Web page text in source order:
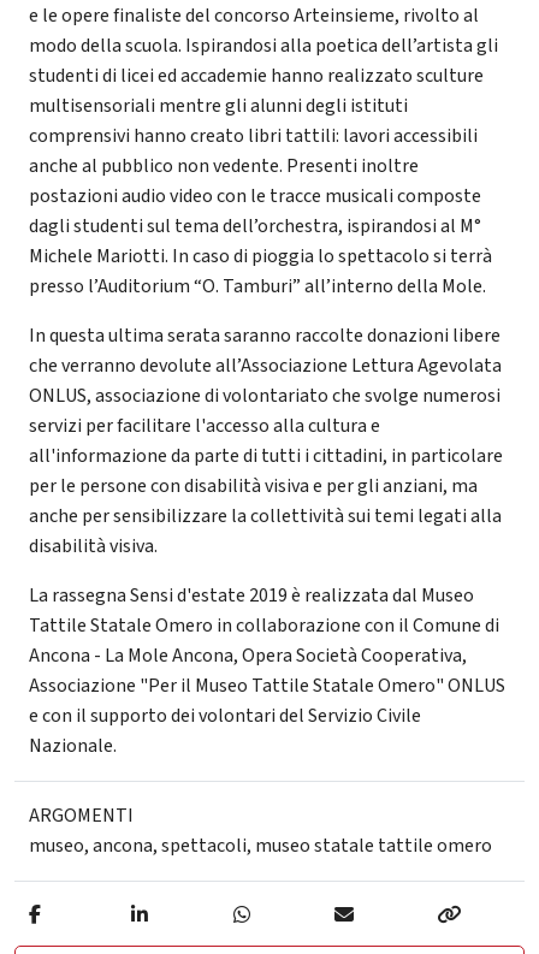
e le opere finaliste del concorso Arteinsieme, rivolto al
modo della scuola. Ispirandosi alla poetica dell’artista gli
studenti di licei ed accademie hanno realizzato sculture
multisensoriali mentre gli alunni degli istituti
comprensivi hanno creato libri tattili: lavori accessibili
anche al pubblico non vedente. Presenti inoltre
postazioni audio video con le tracce musicali composte
dagli studenti sul tema dell’orchestra, ispirandosi al M°
Michele Mariotti. In caso di pioggia lo spettacolo si terrà
presso l’Auditorium “O. Tamburi” all’interno della Mole.
In questa ultima serata saranno raccolte donazioni libere
che verranno devolute all’Associazione Lettura Agevolata
ONLUS, associazione di volontariato che svolge numerosi
servizi per facilitare l'accesso alla cultura e
all'informazione da parte di tutti i cittadini, in particolare
per le persone con disabilità visiva e per gli anziani, ma
anche per sensibilizzare la collettività sui temi legati alla
disabilità visiva.
La rassegna Sensi d'estate 2019 è realizzata dal Museo
Tattile Statale Omero in collaborazione con il Comune di
Ancona - La Mole Ancona, Opera Società Cooperativa,
Associazione "Per il Museo Tattile Statale Omero" ONLUS
e con il supporto dei volontari del Servizio Civile
Nazionale.
ARGOMENTI
museo,ancona,spettacoli, museo statale tattile omero